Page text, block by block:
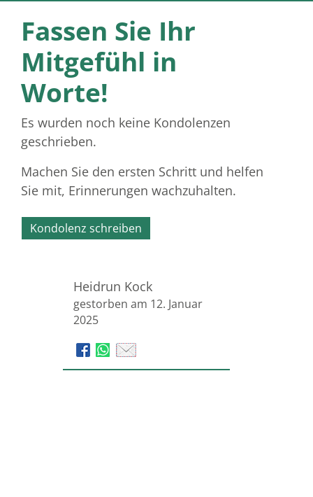
Fassen Sie Ihr
Mitgefühl in
Worte!
Es wurden noch keine Kondolenzen
geschrieben.
Machen Sie den ersten Schritt und helfen
Sie mit, Erinnerungen wachzuhalten.
Kondolenz schreiben
Heidrun Kock
gestorben am 12. Januar
2025